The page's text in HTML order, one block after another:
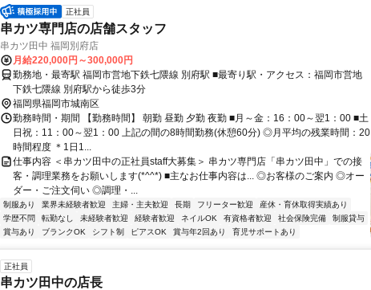
正社員
串カツ専門店の店舗スタッフ
串カツ田中 福岡別府店
月給220,000円～300,000円
勤務地・最寄駅 福岡市営地下鉄七隈線 別府駅 ■最寄り駅・アクセス：福岡市営地
下鉄七隈線 別府駅から徒歩3分
福岡県福岡市城南区
勤務時間・期間 【勤務時間】 朝勤 昼勤 夕勤 夜勤 ■月～金：16：00～翌1：00 ■土
日祝：11：00～翌1：00 上記の間の8時間勤務(休憩60分) ◎月平均の残業時間：20
時間程度 ＊1日1...
仕事内容 ＜串カツ田中の正社員staff大募集＞ 串カツ専門店「串カツ田中」での接
客・調理業務をお願いします(*^^*) ■主なお仕事内容は... ◎お客様のご案内 ◎オー
ダー・ご注文伺い ◎調理・...
制服あり 業界未経験者歓迎 主婦・主夫歓迎 長期 フリーター歓迎
産休・育休取得実績あり
学歴不問
転勤なし 未経験者歓迎 経験者歓迎 ネイルOK 有資格者歓迎 社会保険完備
制服貸与
賞与あり
ブランクOK シフト制 ピアスOK 賞与年2回あり 育児サポートあり
正社員
串カツ田中の店長